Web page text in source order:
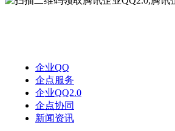
企业QQ
企点服务
企业QQ2.0
企点协同
新闻资讯